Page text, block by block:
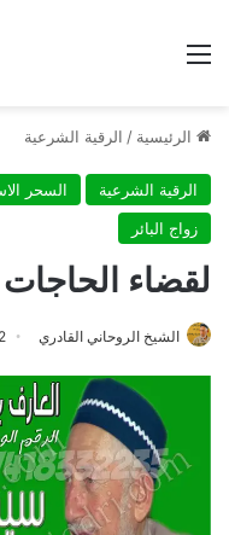
القائمة
الرئيسية / الرقية الشرعية
الرقية الشرعية السحر
زواج البائر
لقضاء
الشيخ الروحاني القادري